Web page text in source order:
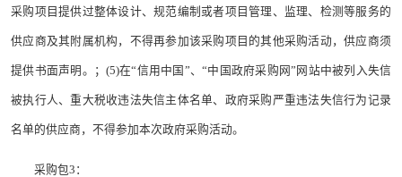
采购项目提供过整体设计、规范编制或者项目管理、监理、检测等服务的
供应商及其附属机构，不得再参加该采购项目的其他采购活动，供应商须
提供书面声明。；(5)在“信用中国”、“中国政府采购网”网站中被列入失信
被执行人、重大税收违法失信主体名单、政府采购严重违法失信行为记录
名单的供应商，不得参加本次政府采购活动。
采购包3：